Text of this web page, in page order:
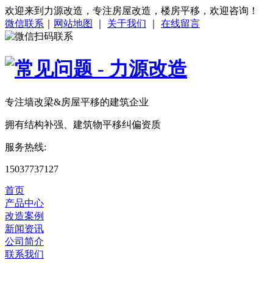
欢迎来到力源改造，专注房屋改造，楼房平移，欢迎咨询！
微信联系
网站地图 关于我们 在线留言
专注墙改梁&房屋平移的建筑企业
拥有结构补强、建筑物平移纠偏资质
服务热线:
15037737127
首页
产品中心
改造案例
新闻资讯
公司简介
联系我们